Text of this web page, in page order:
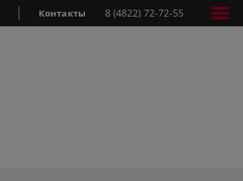
Контакты 8 (4822) 72-72-55